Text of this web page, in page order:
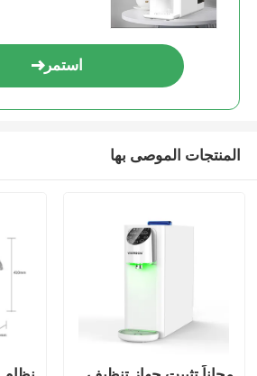
منزل
استمر
المنتجات الموصى بها